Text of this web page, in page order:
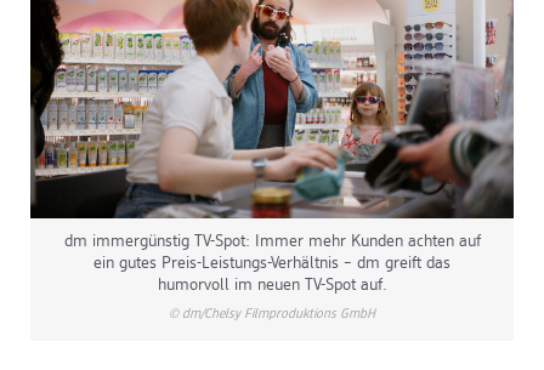
dm immergünstig TV-Spot: Immer mehr Kunden achten auf
ein gutes Preis-Leistungs-Verhältnis – dm greift das
humorvoll im neuen TV-Spot auf.
© dm/Chelsy Filmproduktions GmbH